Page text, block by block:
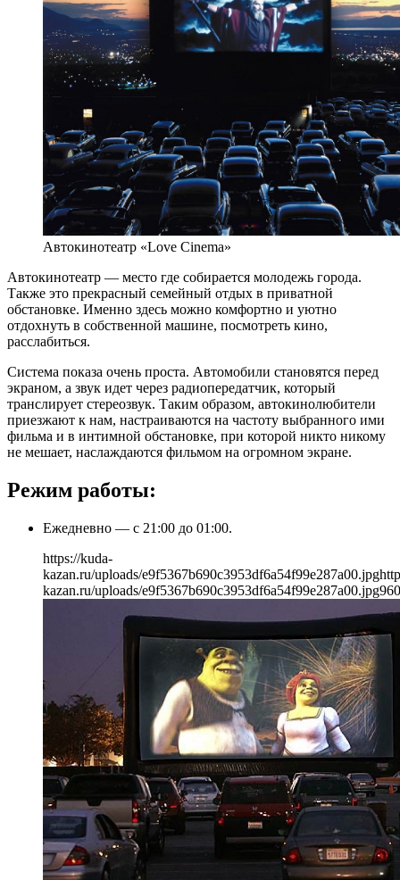
Автокинотеатр «Love Cinema»
Автокинотеатр — место где собирается молодежь города.
Также это прекрасный семейный отдых в приватной
обстановке. Именно здесь можно комфортно и уютно
отдохнуть в собственной машине, посмотреть кино,
расслабиться.
Система показа очень проста. Автомобили становятся перед
экраном, а звук идет через радиопередатчик, который
транслирует стереозвук. Таким образом, автокинолюбители
приезжают к нам, настраиваются на частоту выбранного ими
фильма и в интимной обстановке, при которой никто никому
не мешает, наслаждаются фильмом на огромном экране.
Режим работы:
Ежедневно — c 21:00 до 01:00.
https://kuda-
kazan.ru/uploads/e9f5367b690c3953df6a54f99e287a00.jpg
kazan.ru/uploads/e9f5367b690c3953df6a54f99e287a00.jpg960